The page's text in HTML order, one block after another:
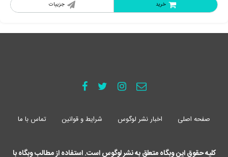
جزییات خرید
صفحه اصلی اخبار نشر لوگوس شرایط و قوانین تماس با ما
کلیه حقوق این وبگاه متعلق به نشر لوگوس است. استفاده از مطالب وبگاه با